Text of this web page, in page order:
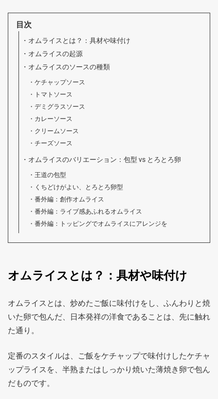
目次
オムライスとは？：具材や味付け
オムライスの起源
オムライスのソースの種類
ケチャップソース
トマトソース
デミグラスソース
カレーソース
クリームソース
チーズソース
オムライスのバリエーション：包型 vs とろとろ卵
王道の包型
くちどけがよい、とろとろ卵型
番外編：創作オムライス
番外編：ライブ感あふれるオムライス
番外編：トッピングでオムライスにアレンジを
オムライスとは？：具材や味付け
オムライスとは、炒めたご飯に味付けをし、ふんわりと焼
いた卵で包んだ、日本発祥の洋食であることは、先に触れ
た通り。
定番のスタイルは、ご飯をケチャップで味付けしたケチャ
ップライスを、半熟またはしっかり焼いた薄焼き卵で包ん
だものです。